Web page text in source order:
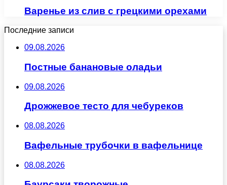
Варенье из слив с грецкими орехами
Последние записи
09.08.2026
Постные банановые оладьи
09.08.2026
Дрожжевое тесто для чебуреков
08.08.2026
Вафельные трубочки в вафельнице
08.08.2026